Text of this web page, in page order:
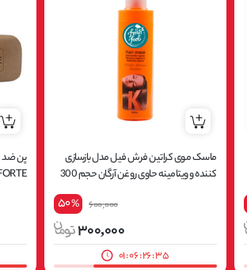
ماسک موی کراتین فرش فیل مدل بازسازی
کننده و ویتامینه حاوی روغن آرگان حجم 300
600,000
50%
300,000
01:06:26:33
پن ضد